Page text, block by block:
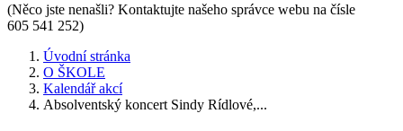
(Něco jste nenašli? Kontaktujte našeho správce webu na čísle
605 541 252)
Úvodní stránka
O ŠKOLE
Kalendář akcí
Absolventský koncert Sindy Rídlové,...